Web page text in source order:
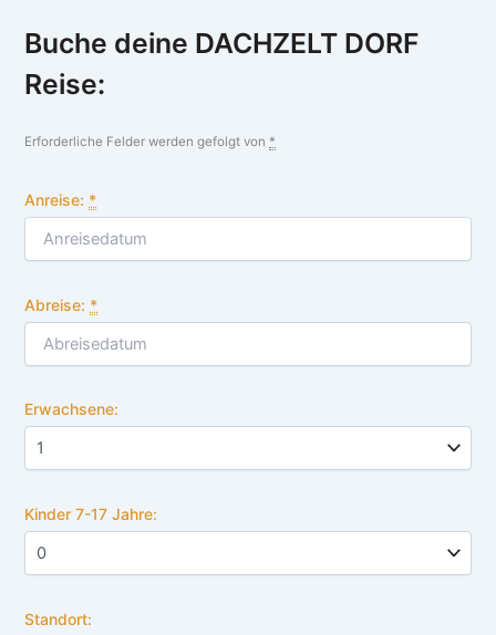
Buche deine DACHZELT DORF
Reise:
Erforderliche Felder werden gefolgt von *
Anreise: *
Abreise: *
Erwachsene:
Kinder 7-17 Jahre:
Standort: